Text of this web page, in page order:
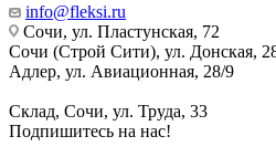
info@fleksi.ru
Сочи, ул. Пластунская, 72
Сочи (Строй Сити), ул. Донская,
Адлер, ул. Авиационная, 28/9
Склад, Сочи, ул. Труда, 33
Подпишитесь на нас!